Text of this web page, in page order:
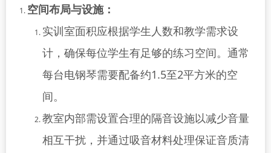
空间布局与设施：
实训室面积应根据学生人数和教学需求设
计，确保每位学生有足够的练习空间。通常
每台电钢琴需要配备约1.5至2平方米的空
间。
教室内部需设置合理的隔音设施以减少音量
相互干扰，并通过吸音材料处理保证音质清